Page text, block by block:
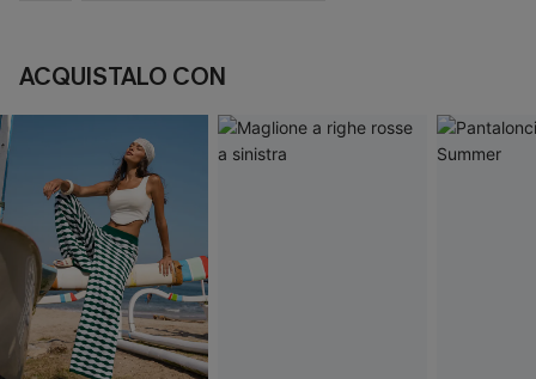
ACQUISTALO CON